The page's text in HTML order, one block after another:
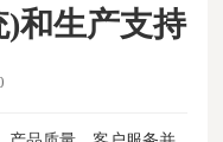
和生产支持